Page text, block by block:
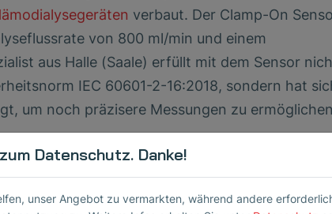
verbaut. Der Clamp-On
von 800 ml/min und einem
aus Halle (Saale) erfüllt mit dem Sensor
IEC 60601-2-16:2018, sondern hat
um noch präzisere Messungen zu
Design und innovative Software-
des internationalen Standards über die
Datenschutz. Danke!
unser Angebot zu vermarkten, während andere